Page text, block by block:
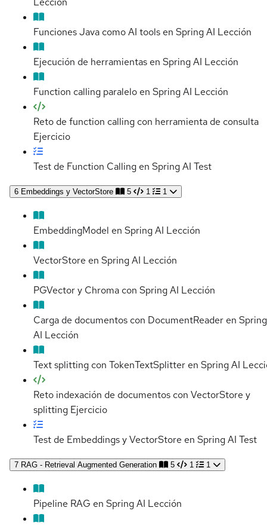
Funciones Java como AI tools en Spring AI Lección
Ejecución de herramientas en Spring AI Lección
Function calling paralelo en Spring AI Lección
Reto de function calling con herramienta de consulta
Ejercicio
Test de Function Calling en Spring AI Test
6 Embeddings y VectorStore 5 1 1
EmbeddingModel en Spring AI Lección
VectorStore en Spring AI Lección
PGVector y Chroma con Spring AI Lección
Carga de documentos con DocumentReader en Spring
AI Lección
Text splitting con TokenTextSplitter en Spring AI
Reto indexación de documentos con VectorStore y
splitting Ejercicio
Test de Embeddings y VectorStore en Spring AI Test
7 RAG - Retrieval Augmented Generation 5 1 1
Pipeline RAG en Spring AI Lección